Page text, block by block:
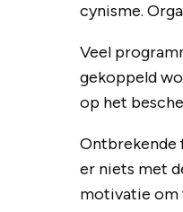
cynisme.
Veel
gekoppeld
op het
Ontbrekende
er niets met
motivatie om